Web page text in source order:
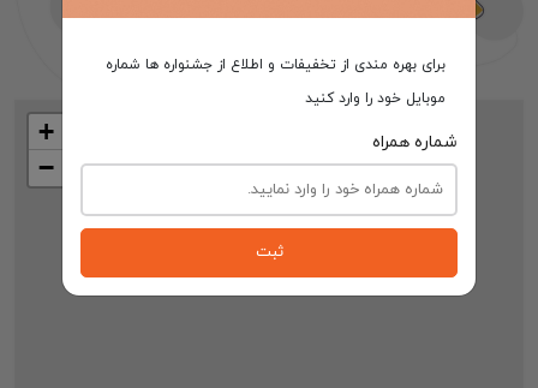
+
−
برای بهره مندی از تخفیفات و اطلاع از جشنواره ها شماره
موبایل خود را وارد کنید
شماره همراه
ثبت